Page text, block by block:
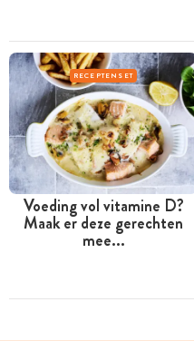
RECEPTENSET
Voeding vol vitamine D?
Maak er deze gerechten
mee...